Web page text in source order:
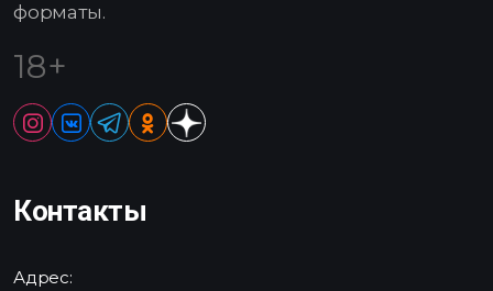
форматы.
18+
Контакты
Адрес: